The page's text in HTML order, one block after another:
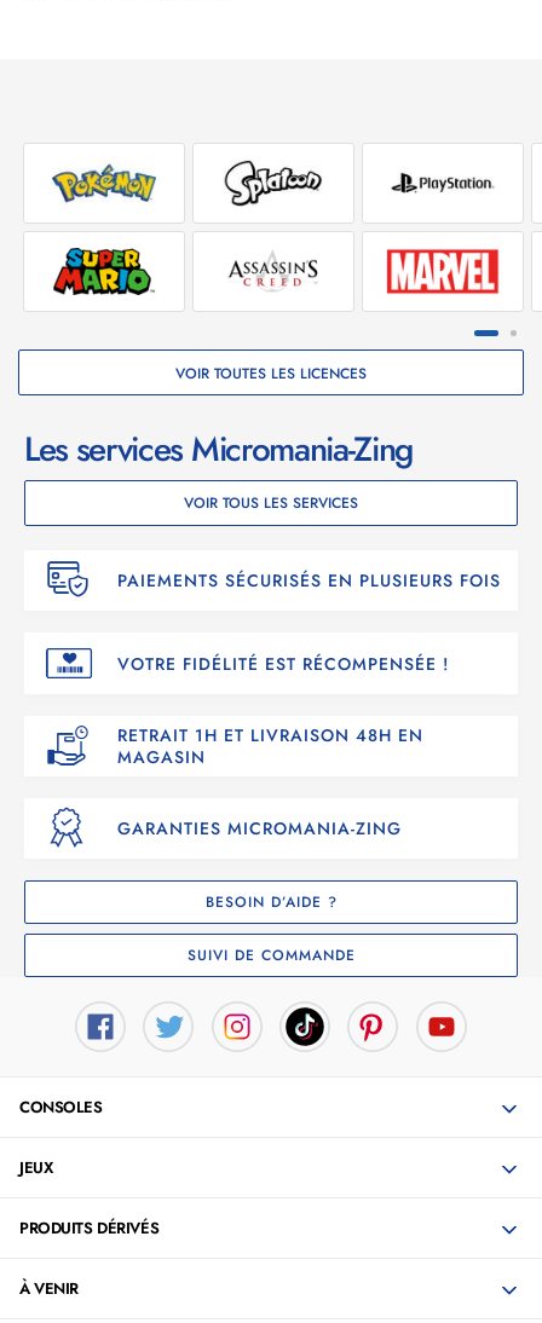
VOIR TOUTES LES LICENCES
Les services Micromania-Zing
VOIR TOUS LES SERVICES
PAIEMENTS SÉCURISÉS EN PLUSIEURS FOIS
VOTRE FIDÉLITÉ EST RÉCOMPENSÉE !
RETRAIT 1H ET LIVRAISON 48H EN
MAGASIN
GARANTIES MICROMANIA-ZING
BESOIN D’AIDE ?
SUIVI DE COMMANDE
CONSOLES
JEUX
PRODUITS DÉRIVÉS
À VENIR